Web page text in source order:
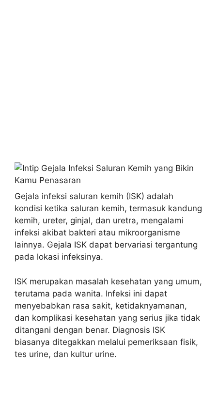
Gejala infeksi saluran kemih (ISK) adalah
kondisi ketika saluran kemih, termasuk kandung
kemih, ureter, ginjal, dan uretra, mengalami
infeksi akibat bakteri atau mikroorganisme
lainnya. Gejala ISK dapat bervariasi tergantung
pada lokasi infeksinya.
ISK merupakan masalah kesehatan yang umum,
terutama pada wanita. Infeksi ini dapat
menyebabkan rasa sakit, ketidaknyamanan,
dan komplikasi kesehatan yang serius jika tidak
ditangani dengan benar. Diagnosis ISK
biasanya ditegakkan melalui pemeriksaan fisik,
tes urine, dan kultur urine.